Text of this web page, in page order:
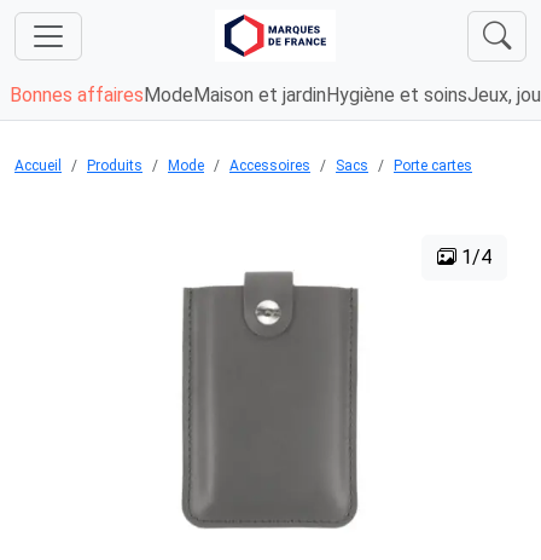
Bonnes affaires Mode Maison et jardin Hygiène et soinsJeux,
Accueil Produits Mode Accessoires Sacs Porte cartes
1/4